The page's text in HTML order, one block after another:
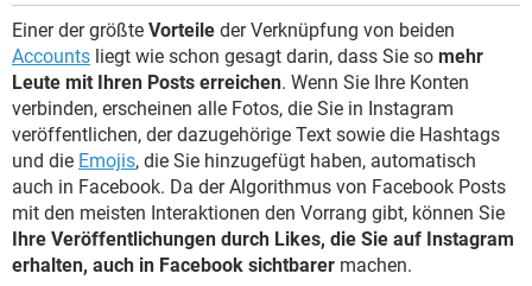
Einer der größte Vorteile der Verknüpfung von beiden
Accounts liegt wie schon gesagt darin, dass Sie so mehr
Leute mit Ihren Posts erreichen. Wenn Sie Ihre Konten
verbinden, erscheinen alle Fotos, die Sie in Instagram
veröffentlichen, der dazugehörige Text sowie die Hashtags
und die Emojis, die Sie hinzugefügt haben, automatisch
auch in Facebook. Da der Algorithmus von Facebook Posts
mit den meisten Interaktionen den Vorrang gibt, können Sie
Ihre Veröffentlichungen durch Likes, die Sie auf Instagram
erhalten, auch in Facebook sichtbarer machen.